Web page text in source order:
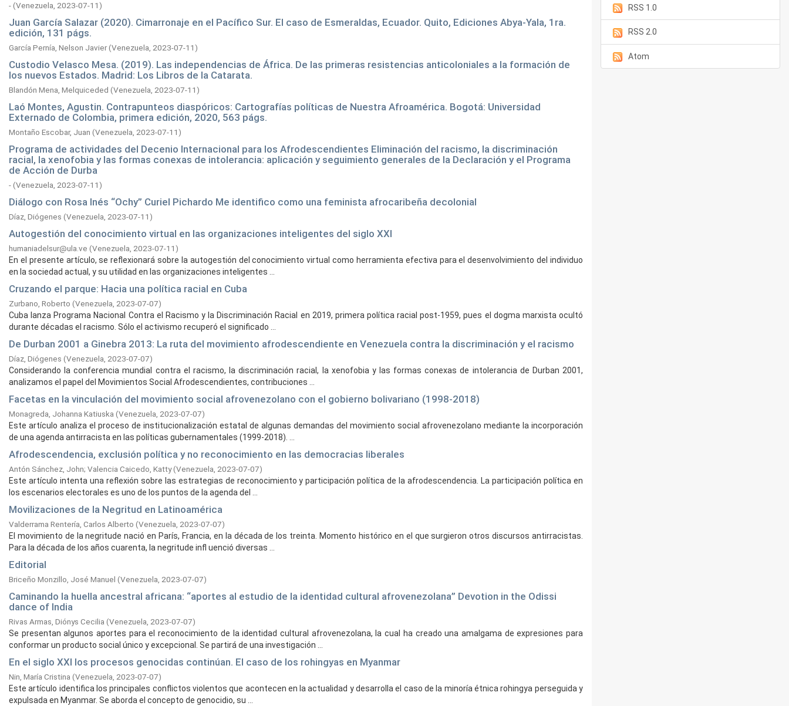
-(Venezuela, 2023-07-11)
Juan García Salazar (2020). Cimarronaje en el Pacífico Sur. El caso de Esmeraldas, Ecuador. Quito, Ediciones Abya-Yala, 1ra.
edición, 131 págs.
García Pernía, Nelson Javier(Venezuela, 2023-07-11)
Custodio Velasco Mesa. (2019). Las independencias de África. De las primeras resistencias anticoloniales a la formación de
los nuevos Estados. Madrid: Los Libros de la Catarata.
Blandón Mena, Melquiceded (Venezuela, 2023-07-11)
Laó Montes, Agustin. Contrapunteos diaspóricos: Cartografías políticas de Nuestra Afroamérica. Bogotá: Universidad
Externado de Colombia, primera edición, 2020, 563 págs.
Montaño Escobar, Juan (Venezuela, 2023-07-11)
Programa de actividades del Decenio Internacional para los Afrodescendientes Eliminación del racismo, la discriminación
racial, la xenofobia y las formas conexas de intolerancia: aplicación y seguimiento generales de la Declaración y el Programa
de Acción de Durba
-(Venezuela, 2023-07-11)
Diálogo con Rosa Inés “Ochy” Curiel Pichardo Me identifico como una feminista afrocaribeña decolonial
Díaz, Diógenes (Venezuela, 2023-07-11)
Autogestión del conocimiento virtual en las organizaciones inteligentes del siglo XXI
humaniadelsur@ula.ve (Venezuela, 2023-07-11)
En el presente artículo, se reflexionará sobre la autogestión del conocimiento virtual como herramienta efectiva para el desenvolvimiento del individuo
en la sociedad actual, y su utilidad en las organizaciones inteligentes ...
Cruzando el parque: Hacia una política racial en Cuba
Zurbano, Roberto (Venezuela, 2023-07-07)
Cuba lanza Programa Nacional Contra el Racismo y la Discriminación Racial en 2019, primera política racial post-1959, pues el dogma marxista ocultó
durante décadas el racismo. Sólo el activismo recuperó el significado ...
De Durban 2001 a Ginebra 2013: La ruta del movimiento afrodescendiente en Venezuela contra la discriminación y el racismo
Díaz, Diógenes (Venezuela, 2023-07-07)
Considerando la conferencia mundial contra el racismo, la discriminación racial, la xenofobia y las formas conexas de intolerancia de Durban 2001,
analizamos el papel del Movimientos Social Afrodescendientes, contribuciones ...
Facetas en la vinculación del movimiento social afrovenezolano con el gobierno bolivariano (1998-2018)
Monagreda, Johanna Katiuska (Venezuela, 2023-07-07)
Este artículo analiza el proceso de institucionalización estatal de algunas demandas del movimiento social afrovenezolano mediante la incorporación
de una agenda antirracista en las políticas gubernamentales (1999-2018). ...
Afrodescendencia, exclusión política y no reconocimiento en las democracias liberales
Antón Sánchez, John; Valencia Caicedo, Katty(Venezuela, 2023-07-07)
Este artículo intenta una reflexión sobre las estrategias de reconocimiento y participación política de la afrodescendencia. La participación política en
los escenarios electorales es uno de los puntos de la agenda del ...
Movilizaciones de la Negritud en Latinoamérica
Valderrama Rentería, Carlos Alberto (Venezuela, 2023-07-07)
El movimiento de la negritude nació en París, Francia, en la década de los treinta. Momento histórico en el que surgieron otros discursos antirracistas.
Para la década de los años cuarenta, la negritude infl uenció diversas ...
Editorial
Briceño Monzillo, José Manuel (Venezuela, 2023-07-07)
Caminando la huella ancestral africana: “aportes al estudio de la identidad cultural afrovenezolana” Devotion in the Odissi
dance of India
Rivas Armas, Diónys Cecilia (Venezuela, 2023-07-07)
Se presentan algunos aportes para el reconocimiento de la identidad cultural afrovenezolana, la cual ha creado una amalgama de expresiones para
conformar un producto social único y excepcional. Se partirá de una investigación ...
En el siglo XXI los procesos genocidas continúan. El caso de los rohingyas en Myanmar
Nin, María Cristina (Venezuela, 2023-07-07)
Este artículo identifica los principales conflictos violentos que acontecen en la actualidad y desarrolla el caso de la minoría étnica rohingya perseguida y
expulsada en Myanmar. Se aborda el concepto de genocidio, su ...
RSS 1.0
RSS 2.0
Atom